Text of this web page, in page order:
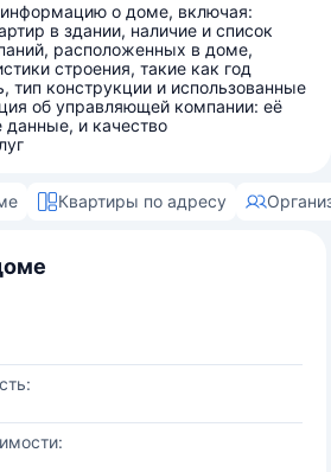
о доме, включая:
в здании, наличие и список
расположенных в доме,
строения, такие как год
тип конструкции и использованные
об управляющей компании: её
данные, и качество
Квартиры по адресу